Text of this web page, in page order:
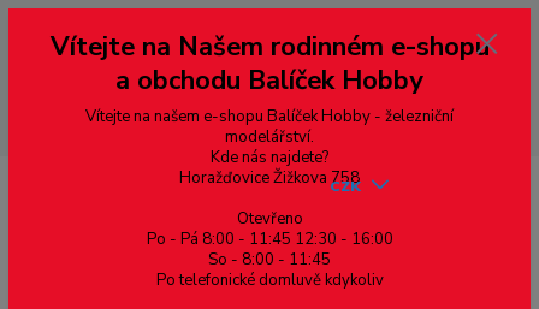
--- pro zákazníky ze Slovenska a jiných zemí, pokud chcete platit v eurech
přepněte si e-shop na euro 💶 pro přepočet měny - pravý horní roh ---
dobírky – pokud si z nějakého důvodu zásilku nevyzvednete, bude po
domluvě zaslána znovu s opětovnou platbou za poštovné, v opačném
případě bude zrušena a účet přidán na blacklist a rušeny následující
objednávky.
CZK
Vítejte na Našem rodinném e-shopu
a obchodu Balíček Hobby
Vítejte na našem e-shopu Balíček Hobby - železniční
modelářství.
Kde nás najdete?
Horažďovice Žižkova 758
Otevřeno
Po - Pá 8:00 - 11:45 12:30 - 16:00
So - 8:00 - 11:45
Po telefonické domluvě kdykoliv